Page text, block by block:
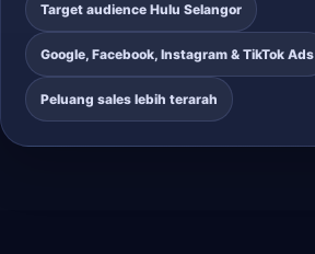
Target audience Hulu Selangor
Google, Facebook, Instagram & TikTok Ads
Peluang sales lebih terarah